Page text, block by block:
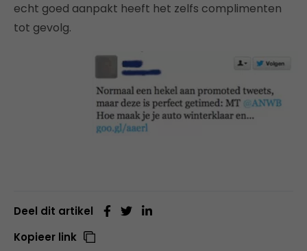
echt goed aanpakt heeft het zelfs complimenten
tot gevolg.
Deel dit artikel
Kopieer link